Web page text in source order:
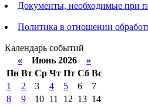
Документы, необходимые при
Политика в отношении
Календарь событий
« Июнь 2026 »
Пн Вт Ср Чт Пт Сб Вс
1
2 3 4 5 6
7
8
9 10 11 12 13 14